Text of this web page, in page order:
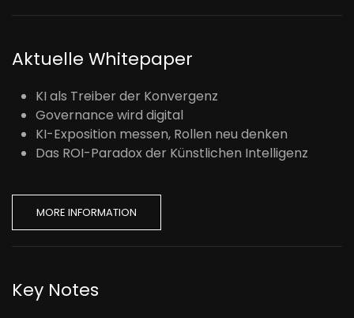
Aktuelle Whitepaper
KI als Treiber der Konvergenz
Governance wird digital
KI-Exposition messen, Rollen neu denken
Das ROI-Paradox der Künstlichen Intelligenz
MORE INFORMATION
Key Notes